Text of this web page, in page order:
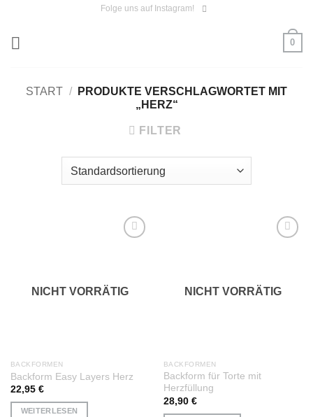
Folge uns auf Instagram!
0
START /
PRODUKTE VERSCHLAGWORTET MIT
„HERZ“
FILTER
NICHT VORRÄTIG
BACKFORMEN
Backform Easy Layers Herz
22,95 €
WEITERLESEN
NICHT VORRÄTIG
BACKFORMEN
Backform für Torte mit
Herzfüllung
28,90 €